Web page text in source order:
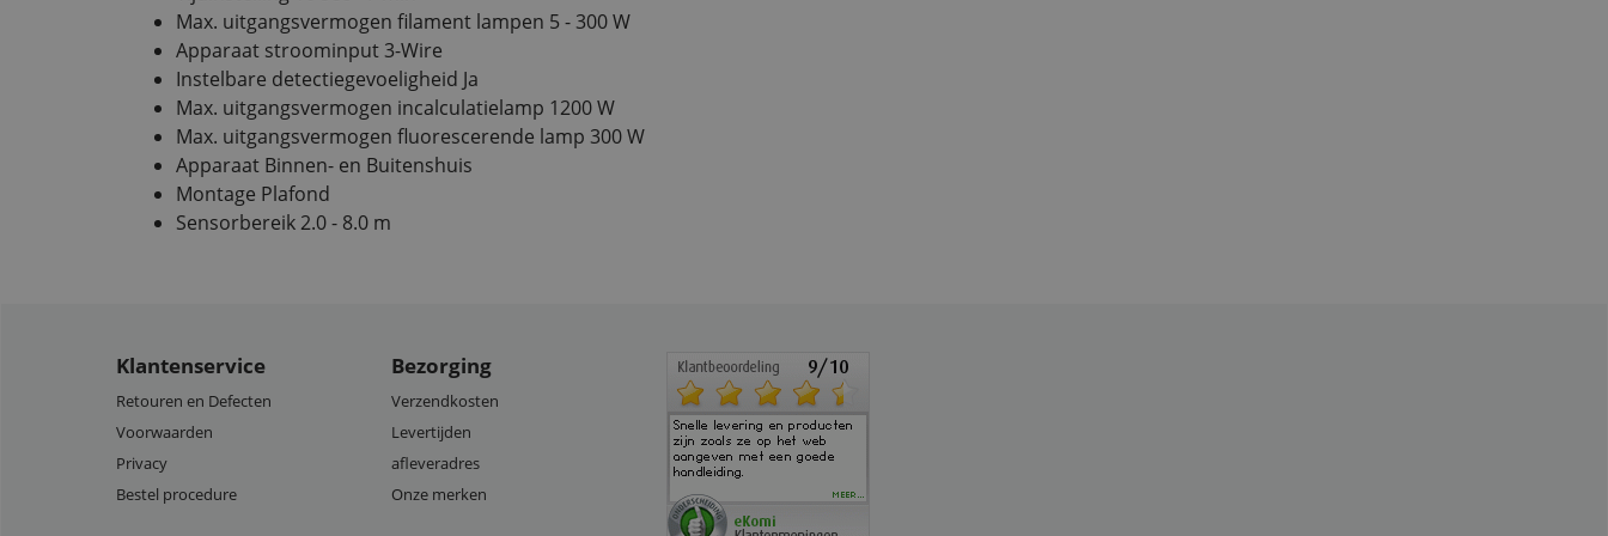
Max. uitgangsvermogen filament lampen 5 - 300 W
Apparaat stroominput 3-Wire
Instelbare detectiegevoeligheid Ja
Max. uitgangsvermogen incalculatielamp 1200 W
Max. uitgangsvermogen fluorescerende lamp 300 W
Apparaat Binnen- en Buitenshuis
Montage Plafond
Sensorbereik 2.0 - 8.0 m
Klantenservice
Retouren en Defecten
Voorwaarden
Privacy
Bestel procedure
Bezorging
Verzendkosten
Levertijden
afleveradres
Onze merken